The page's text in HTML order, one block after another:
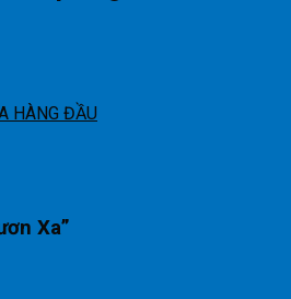
HÀNG ĐẦU
Xa”